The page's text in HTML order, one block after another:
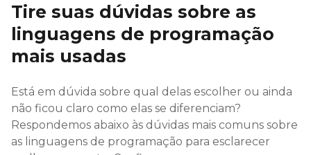
Tire suas dúvidas sobre as
linguagens de programação
mais usadas
Está em dúvida sobre qual delas escolher ou ainda
não ficou claro como elas se diferenciam?
Respondemos abaixo às dúvidas mais comuns sobre
as linguagens de programação para esclarecer